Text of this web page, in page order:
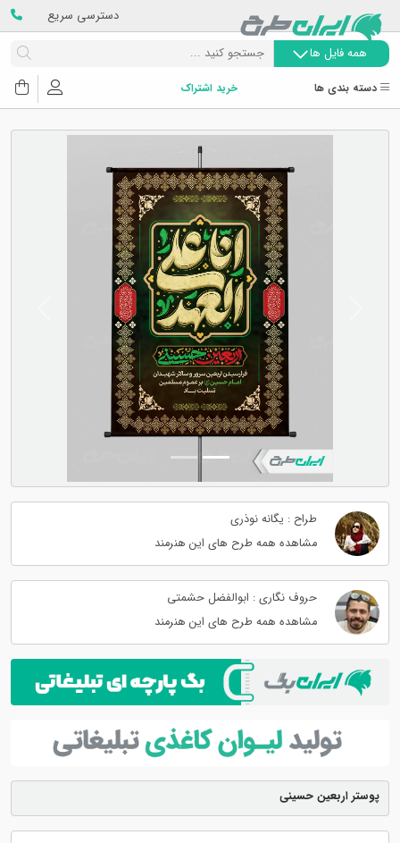
دسترسی سریع
همه فایل ها
دسته بندی ها خرید اشتراک
پوستر اربعین حسینی
طراح : یگانه نوذری
مشاهده همه طرح های این هنرمند
حروف نگاری : ابوالفضل حشمتی
مشاهده همه طرح های این هنرمند